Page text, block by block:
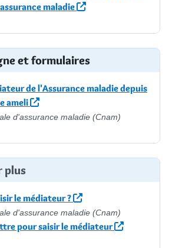
maladie
et formulaires
de l'Assurance maladie depuis
ameli
d'assurance maladie (Cnam)
plus
le médiateur ?
d'assurance maladie (Cnam)
pour saisir le médiateur